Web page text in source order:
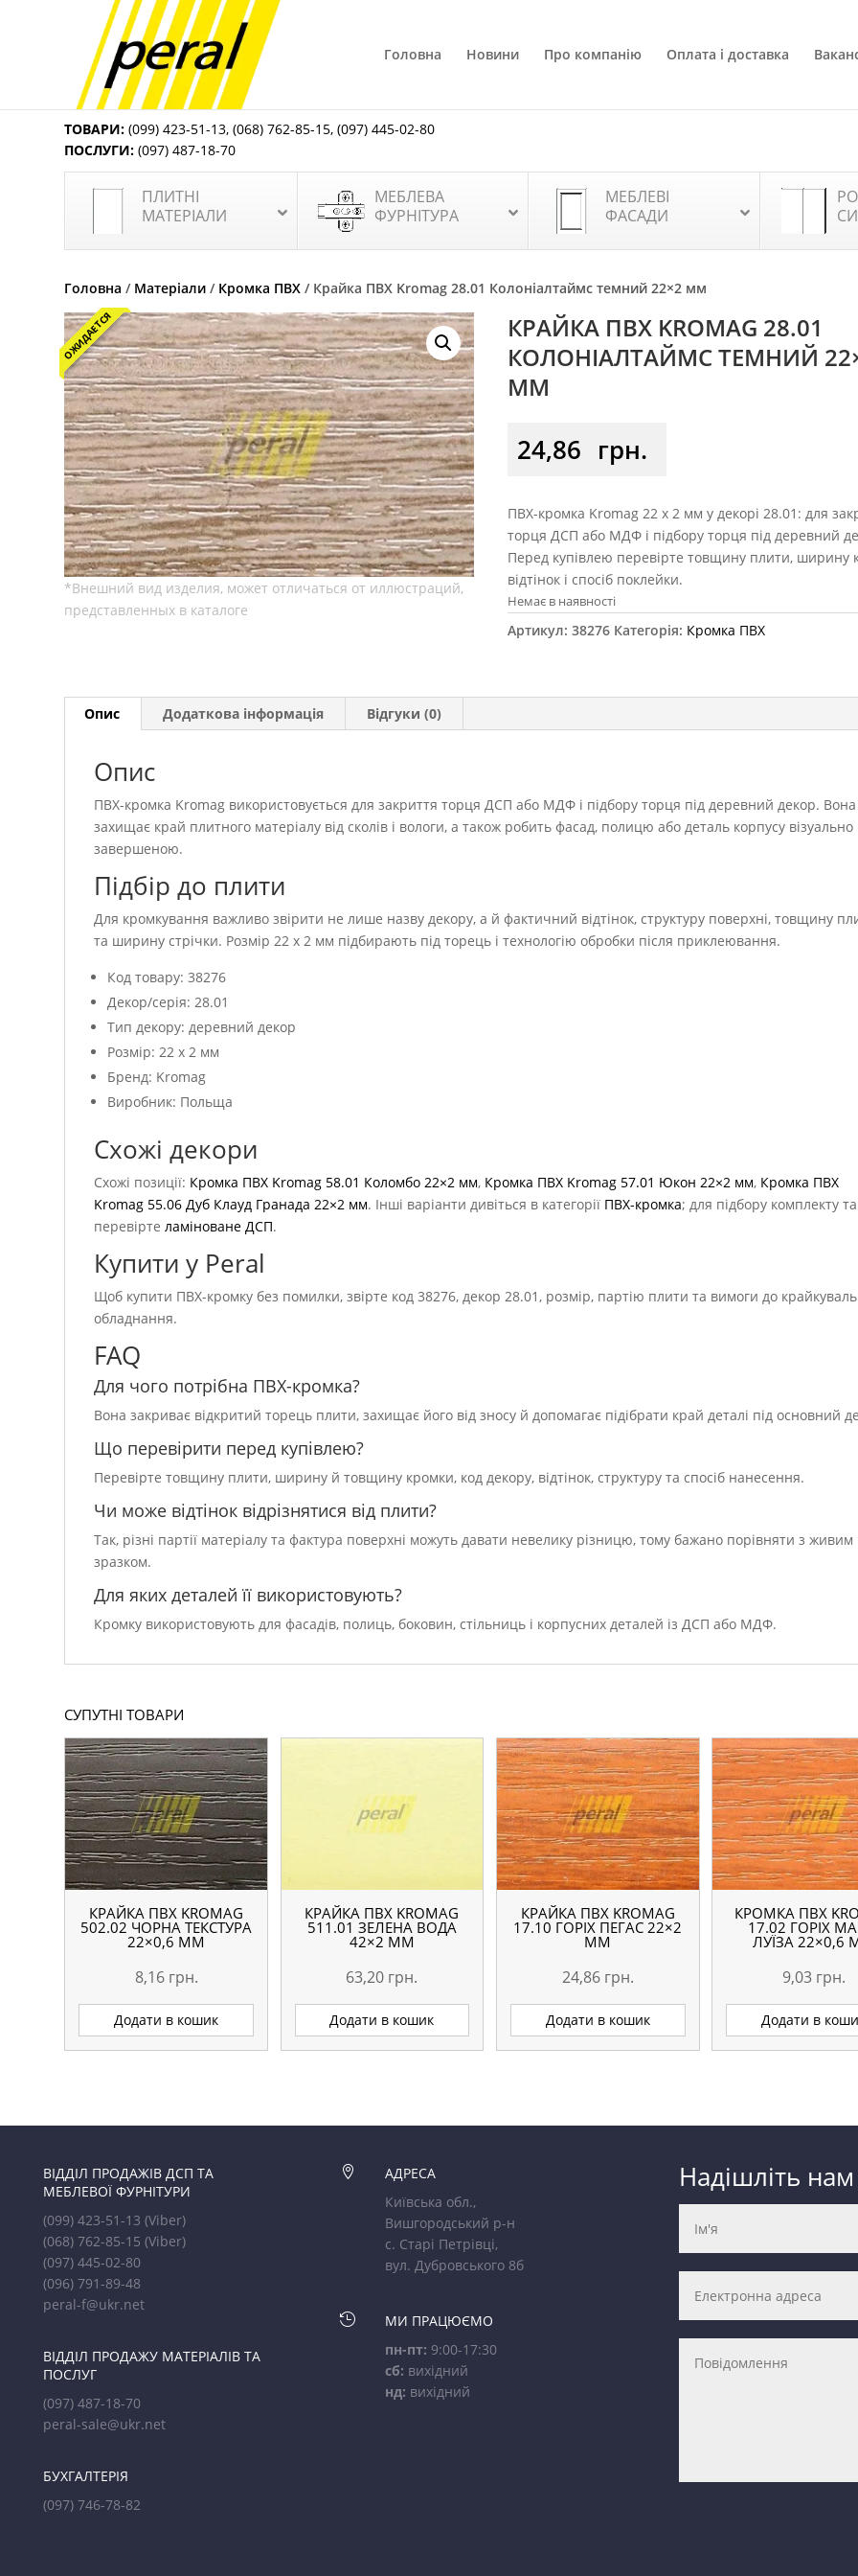
Головна Новини Про компанію Оплата і доставка
ТОВАРИ: (099) 423-51-13,(068) 762-85-15,(097) 445-02-80
ПОСЛУГИ: (097) 487-18-70
ПЛИТНІ
МАТЕРІАЛИ
МЕБЛЕВА
ФУРНІТУРА
МЕБЛЕВІ
ФАСАДИ
Головна / Матеріали / Кромка ПВХ / Крайка ПВХ Kromag 28.01 Колоніалтаймс темний 22×2 мм
ОЖИДАЕТСЯ
КРАЙКА ПВХ KROMAG 28.01
КОЛОНІАЛТАЙМС ТЕМНИЙ
ММ
24,86 грн.
ПВХ-кромка Kromag 22 x 2 мм у декорі 28.01: для
торця ДСП або МДФ і підбору торця під деревний
Перед купівлею перевірте товщину плити, ширину
відтінок і спосіб поклейки.
Немає в наявності
Артикул:38276 Категорія: Кромка ПВХ
Опис Додаткова інформація Відгуки (0)
Опис
ПВХ-кромка Kromag використовується для закриття торця ДСП або МДФ і підбору торця під деревний декор. Вона
захищає край плитного матеріалу від сколів і вологи, а також робить фасад, полицю або деталь корпусу візуально
завершеною.
Підбір до плити
Для кромкування важливо звірити не лише назву декору, а й фактичний відтінок, структуру поверхні, товщину
та ширину стрічки. Розмір 22 x 2 мм підбирають під торець і технологію обробки після приклеювання.
Код товару: 38276
Декор/серія: 28.01
Тип декору: деревний декор
Розмір: 22 x 2 мм
Бренд: Kromag
Виробник: Польща
Схожі декори
Схожі позиції: Кромка ПВХ Kromag 58.01 Коломбо 22×2 мм, Кромка ПВХ Kromag 57.01 Юкон 22×2 мм, Кромка ПВХ
Kromag 55.06 Дуб Клауд Гранада 22×2 мм. Інші варіанти дивіться в категорії ПВХ-кромка; для підбору комплекту
перевіртеламіноване ДСП.
Купити у Peral
Щоб купити ПВХ-кромку без помилки, звірте код 38276, декор 28.01, розмір, партію плити та вимоги до
обладнання.
FAQ
Для чого потрібна ПВХ-кромка?
Вона закриває відкритий торець плити, захищає його від зносу й допомагає підібрати край деталі під основний
Що перевірити перед купівлею?
Перевірте товщину плити, ширину й товщину кромки, код декору, відтінок, структуру та спосіб нанесення.
Чи може відтінок відрізнятися від плити?
Так, різні партії матеріалу та фактура поверхні можуть давати невелику різницю, тому бажано порівняти з живим
зразком.
Для яких деталей її використовують?
Кромку використовують для фасадів, полиць, боковин, стільниць і корпусних деталей із ДСП або МДФ.
СУПУТНІ ТОВАРИ
КРАЙКА ПВХ KROMAG
502.02 ЧОРНА ТЕКСТУРА
22×0,6 ММ
8,16 грн.
Додати в кошик
КРАЙКА ПВХ KROMAG
511.01 ЗЕЛЕНА ВОДА
42×2 ММ
63,20 грн.
Додати в кошик
КРАЙКА ПВХ KROMAG
17.10 ГОРІХ ПЕГАС 22×2
ММ
24,86 грн.
Додати в кошик
КРОМКА ПВХ
17.02 ГОРІХ
ЛУЇЗА 22×0,6
9,03 грн.
Додати в
ВІДДІЛ ПРОДАЖІВ ДСП ТА
МЕБЛЕВОЇ ФУРНІТУРИ
(099) 423-51-13(Viber)
(068) 762-85-15(Viber)
(097) 445-02-80
(096) 791-89-48
peral-f@ukr.net
ВІДДІЛ ПРОДАЖУ МАТЕРІАЛІВ ТА
ПОСЛУГ
(097) 487-18-70
peral-sale@ukr.net
БУХГАЛТЕРІЯ
(097) 746-78-82

АДРЕСА
Київська обл.,
Вишгородський р-н
с. Старі Петрівці,
вул. Дубровського 8б

МИ ПРАЦЮЄМО
пн-пт: 9:00-17:30
сб: вихідний
нд: вихідний
Надішліть